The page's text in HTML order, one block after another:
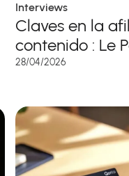
Interviews
Claves en la
contenido : Le
28/04/2026